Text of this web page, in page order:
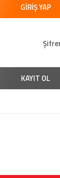
GİRİŞ YAP
KAYIT OL